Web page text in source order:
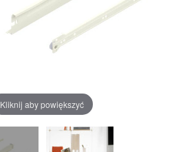
Kliknij aby powiększyć